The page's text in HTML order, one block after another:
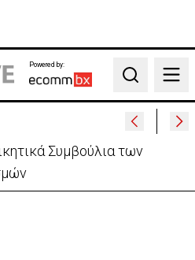
Powered by:
Search
διαβεβαίωσης-Οι
(vid)